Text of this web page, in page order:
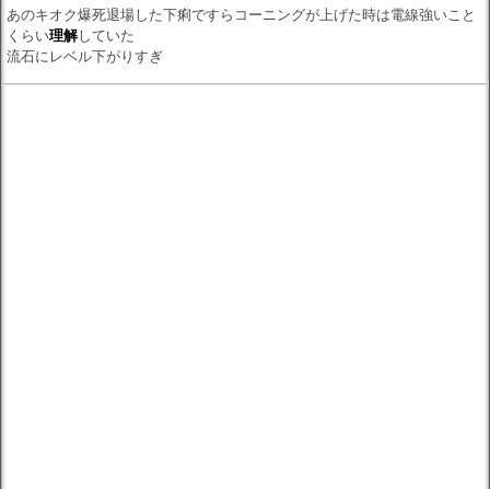
あのキオク爆死退場した下痢ですらコーニングが上げた時は電線強いこと
くらい理解していた
流石にレベル下がりすぎ